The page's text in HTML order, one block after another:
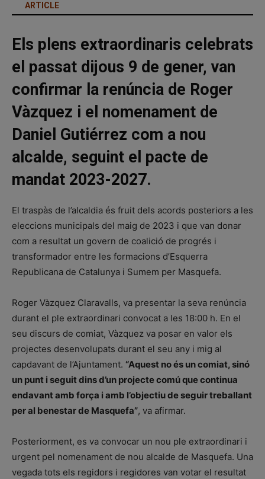
ARTICLE
Els plens extraordinaris celebrats
el passat dijous 9 de gener, van
confirmar la renúncia de Roger
Vàzquez i el nomenament de
Daniel Gutiérrez com a nou
alcalde, seguint el pacte de
mandat 2023-2027.
El traspàs de l’alcaldia és fruit dels acords posteriors a les
eleccions municipals del maig de 2023 i que van donar
com a resultat un govern de coalició de progrés i
transformador entre les formacions d’Esquerra
Republicana de Catalunya i Sumem per Masquefa.
Roger Vàzquez Claravalls, va presentar la seva renúncia
durant el ple extraordinari convocat a les 18:00 h. En el
seu discurs de comiat, Vàzquez va posar en valor els
projectes desenvolupats durant el seu any i mig al
capdavant de l’Ajuntament. “Aquest no és un comiat, sinó
un punt i seguit dins d’un projecte comú que continua
endavant amb força i amb l’objectiu de seguir treballant
per al benestar de Masquefa”, va afirmar.
Posteriorment, es va convocar un nou ple extraordinari i
urgent pel nomenament de nou alcalde de Masquefa. Una
vegada tots els regidors i regidores van votar el resultat